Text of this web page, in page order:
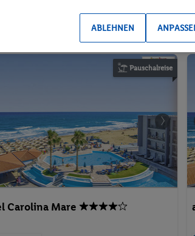
Aktivurlaub
Pauschalreise
Carolina Mare
ABLEHNEN